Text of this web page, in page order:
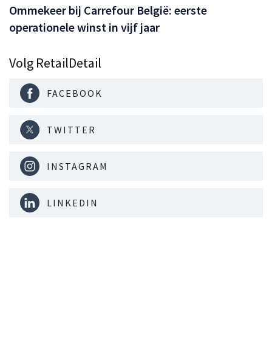
Ommekeer bij Carrefour België: eerste
operationele winst in vijf jaar
Volg RetailDetail
FACEBOOK
TWITTER
INSTAGRAM
LINKEDIN